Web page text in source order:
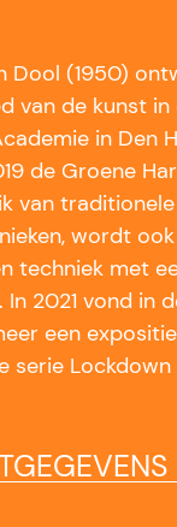
Dool (1950)
van de kunst
in Den
de Groene
van traditionele
wordt
techniek met
In 2021 vond in
een
serie Lockdown